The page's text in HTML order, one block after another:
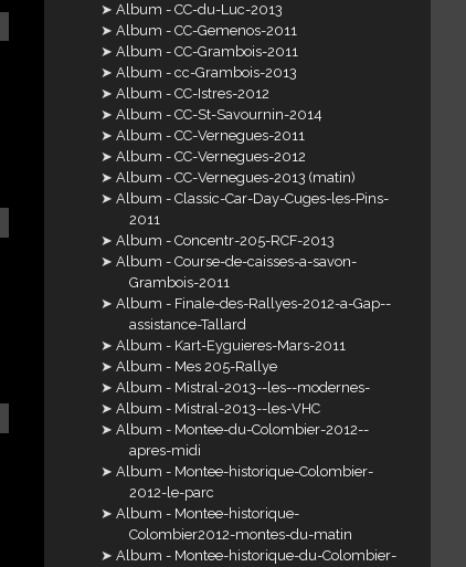
Album - CC-du-Luc-2013
Album - CC-Gemenos-2011
Album - CC-Grambois-2011
Album - cc-Grambois-2013
Album - CC-Istres-2012
Album - CC-St-Savournin-2014
Album - CC-Vernegues-2011
Album - CC-Vernegues-2012
Album - CC-Vernegues-2013 (matin)
Album - Classic-Car-Day-Cuges-les-Pins-
2011
Album - Concentr-205-RCF-2013
Album - Course-de-caisses-a-savon-
Grambois-2011
Album - Finale-des-Rallyes-2012-a-Gap--
assistance-Tallard
Album - Kart-Eyguieres-Mars-2011
Album - Mes 205-Rallye
Album - Mistral-2013--les--modernes-
Album - Mistral-2013--les-VHC
Album - Montee-du-Colombier-2012--
apres-midi
Album - Montee-historique-Colombier-
2012-le-parc
Album - Montee-historique-
Colombier2012-montes-du-matin
Album - Montee-historique-du-Colombier-